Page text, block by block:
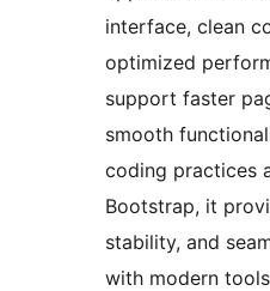
interface, clean
optimized
support faster
smooth
coding practices
Bootstrap, it
stability, and
with modern